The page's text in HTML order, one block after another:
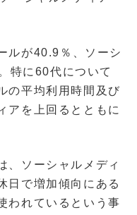
ルが40.9％、ソーシ
特に60代について
の平均利用時間及び
アを上回るとともに
、ソーシャルメディ
日で増加傾向にある
われているという事